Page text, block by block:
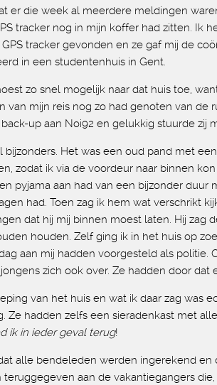
er die week al meerdere meldingen
tracker nog in mijn koffer had zitten. Ik
tracker gevonden en ze gaf mij de
in een studentenhuis in Gent.
zo snel mogelijk naar dat huis toe,
mijn reis nog zo had genoten van
up aan Noi92 en gelukkig stuurde
Het was een oud pand met
zodat ik via de voordeur naar binnen
pyjama aan had van een bijzonder
had. Toen zag ik hem wat verschrikt
dat hij mij binnen moest laten. Hij zag
houden. Zelf ging ik in het huis op
aan mij hadden voorgesteld als
zich ook over. Ze hadden door
van het huis en wat ik daar zag was
hadden zelfs een sieradenkast met
ik in ieder geval terug!
alle bendeleden werden ingerekend
aan de vakantiegangers